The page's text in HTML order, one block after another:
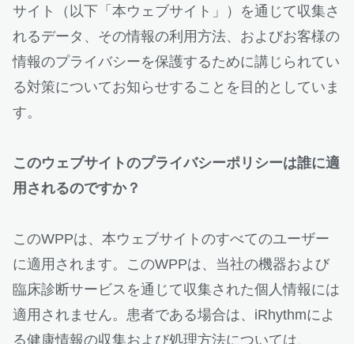
サイト（以下「本ウェブサイト」）を通じて収集さ
れるデータ、その情報の利用方法、およびお客様の
情報のプライバシーを保護するために講じられてい
る対策についてお知らせすることを目的としていま
す。
このウェブサイトのプライバシーポリシーは誰に適
用されるのですか？
このWPPは、本ウェブサイトのすべてのユーザー
に適用されます。このWPPは、当社の機器および
臨床診断サービスを通じて収集された個人情報には
適用されません。患者である場合は、iRhythmによ
る健康情報の収集および処理方法については、